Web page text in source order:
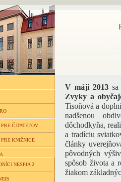
ČITATEĽOV
KNIŽNICE
NESPIA 2
V máji 2013sa
Zvyky a
Tisoňová a
nadšenou
dôchodkyňa,
a tradíciu
články
pôvodných
spôsob života a
žiakom